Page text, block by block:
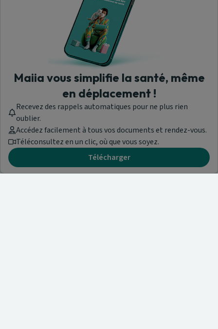
Maiia vous simplifie la santé, même
en déplacement !
Recevez des rappels automatiques pour ne plus rien
oublier.
Accédez facilement à tous vos documents et rendez-vous.
Téléconsultez en un clic, où que vous soyez.
Télécharger